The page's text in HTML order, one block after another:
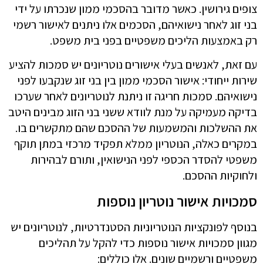
צופים גירושין. כאשר מדובר בהסכמי ממון שנכרתו על ידי
בני זוג לאחר נישואיהם, הסכמים אלו ניתנים לאישור רשמי
רק באמצעות הליכים משפטיים בפני בית משפט.
עם זאת, לאנשים בעלי אישורים נוטריונים יש סמכות להציע
שירות ייחודי: אישור הסכמי ממון בין בני זוג שנקבעו לפני
נישואיהם. סמכות חריגה זו ניתנת לנוטריונים לאחר שערכו
בדיקה מעמיקה על מנת לוודא ששני בני הזוג מבינים היטב
את ההשלכות והמשמעות של ההסכם שהם מתקשרים בו.
במקרים כאלה, הנוטריון ממלא תפקיד מרכזי במתן תוקף
משפטי להסדר הכספי לפני הנישואין, ותורם לבהירות
ולחוקיות ההסכם.
סמכויות אישור נוטריון נוספות
בנוסף לפונקציות הנוטריוניות הסטנדרטיות, לנוטריונים יש
מגוון סמכויות אישור נוספות כדי להקל על תהליכים
משפטיים ורשמיים שונים. אלו כוללים: